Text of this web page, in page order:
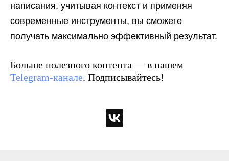
написания, учитывая контекст и применяя
современные инструменты, вы сможете
получать максимально эффективный результат.
Больше полезного контента — в нашем
Telegram-канале. Подписывайтесь!